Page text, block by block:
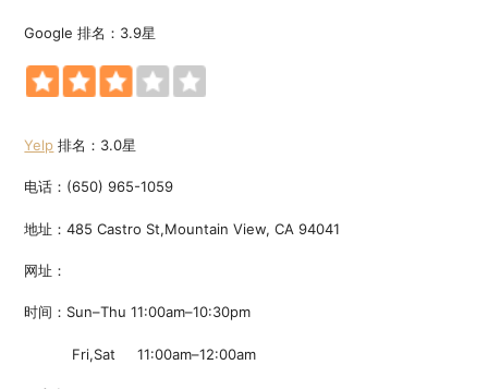
Google 排名：3.9星
Yelp 排名：3.0星
电话：(650) 965-1059
地址：485 Castro St,Mountain View, CA 94041
网址：
时间：Sun–Thu 11:00am–10:30pm
Fri,Sat 11:00am–12:00am